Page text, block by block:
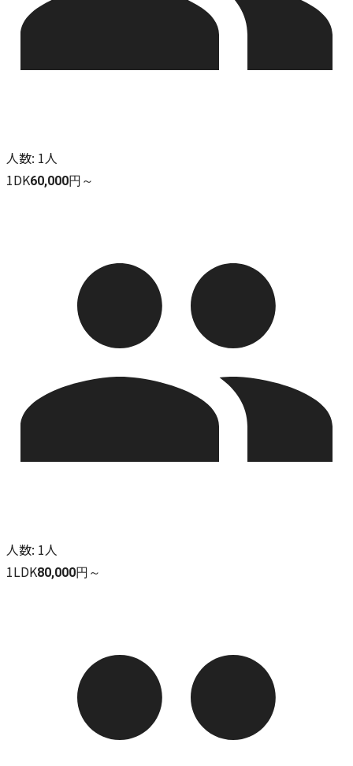
人数: 1人
1DK60,000円～
人数: 1人
1LDK80,000円～